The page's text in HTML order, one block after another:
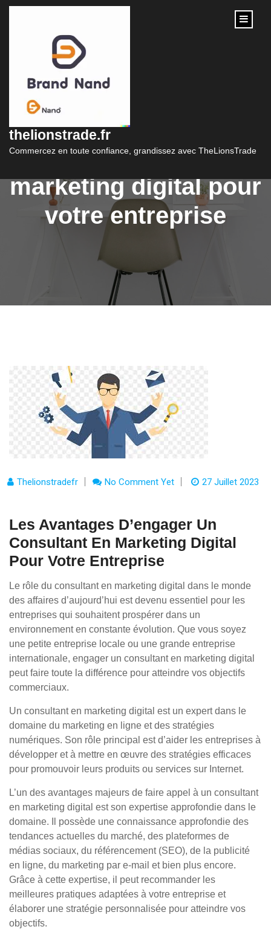
content
thelionstrade.fr
Commercez en toute confiance, grandissez avec TheLionsTrade
d’engager un
consultant en
marketing digital pour
votre entreprise
Thelionstradefr No Comment Yet 27 Juillet 2023
Les Avantages D’engager Un
Consultant En Marketing Digital
Pour Votre Entreprise
Le rôle du consultant en marketing digital dans le monde
des affaires d’aujourd’hui est devenu essentiel pour les
entreprises qui souhaitent prospérer dans un
environnement en constante évolution. Que vous soyez
une petite entreprise locale ou une grande entreprise
internationale, engager un consultant en marketing digital
peut faire toute la différence pour atteindre vos objectifs
commerciaux.
Un consultant en marketing digital est un expert dans le
domaine du marketing en ligne et des stratégies
numériques. Son rôle principal est d’aider les entreprises à
développer et à mettre en œuvre des stratégies efficaces
pour promouvoir leurs produits ou services sur Internet.
L’un des avantages majeurs de faire appel à un consultant
en marketing digital est son expertise approfondie dans le
domaine. Il possède une connaissance approfondie des
tendances actuelles du marché, des plateformes de
médias sociaux, du référencement (SEO), de la publicité
en ligne, du marketing par e-mail et bien plus encore.
Grâce à cette expertise, il peut recommander les
meilleures pratiques adaptées à votre entreprise et
élaborer une stratégie personnalisée pour atteindre vos
objectifs.